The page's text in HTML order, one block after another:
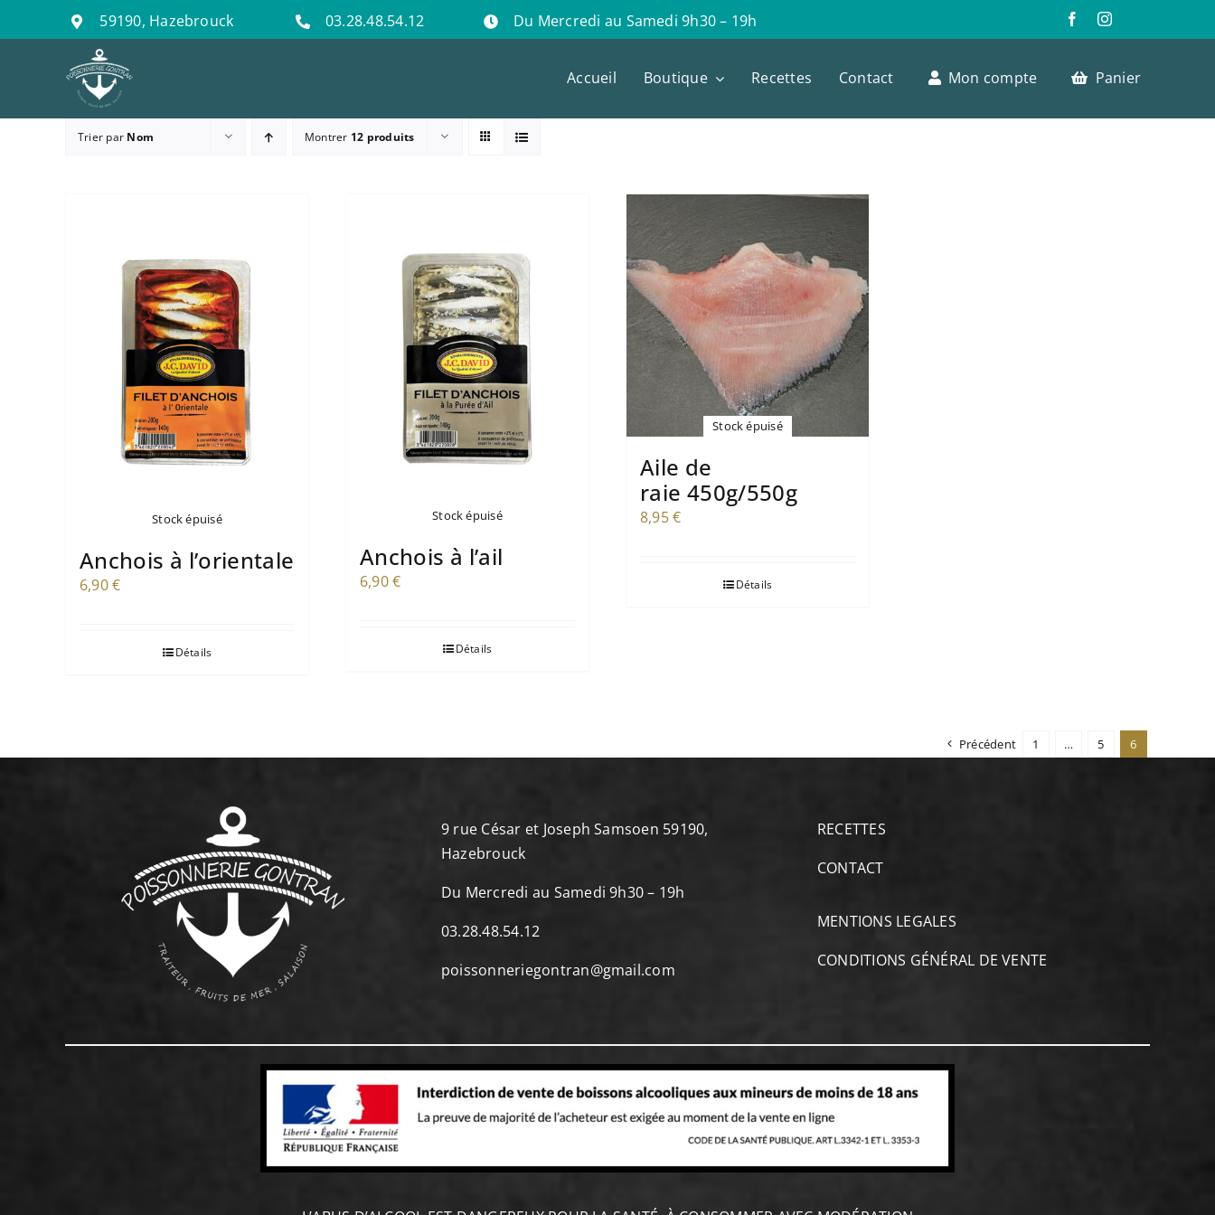
au
59190, Hazebrouck 03.28.48.54.12 Du Mercredi au Samedi 9h30 – 19h
Accueil Boutique Recettes Contact Mon compte Panier
Trier par Nom Montrer 12 produits
Stock épuisé
Anchois à l’orientale
6,90€
Détails
Stock épuisé
Anchois à l’ail
6,90€
Détails
Stock épuisé
Aile de
raie 450g/550g
8,95€
Détails
Précédent 1 … 5 6
9 rue César et Joseph Samsoen 59190,
Hazebrouck
Du Mercredi au Samedi 9h30 – 19h
03.28.48.54.12
poissonneriegontran@gmail.com
RECETTES
CONTACT
MENTIONS LEGALES
CONDITIONS GÉNÉRAL DE VENTE